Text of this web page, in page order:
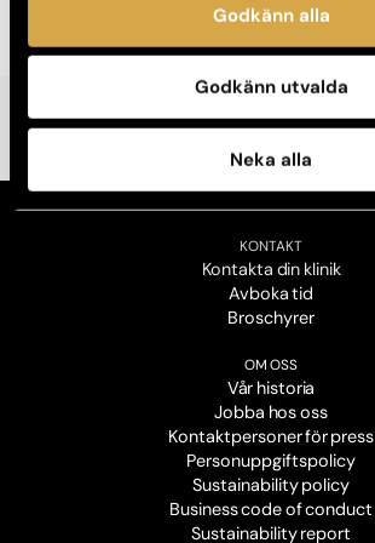
Godkänn alla
Godkänn utvalda
Neka alla
KONTAKT
Kontakta din klinik
Avboka tid
Broschyrer
OM OSS
Vår historia
Jobba hos oss
Kontaktpersoner för press
Personuppgiftspolicy
Sustainability policy
Business code of conduct
Sustainability report